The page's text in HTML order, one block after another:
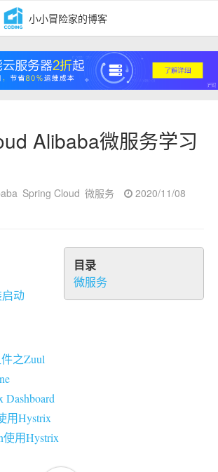
小小冒险家的博客
Alibaba微服务学习
Spring Cloud 微服务
2020/11/08
目录
微服务
启动
之Zuul
用Hystrix
使用Hystrix